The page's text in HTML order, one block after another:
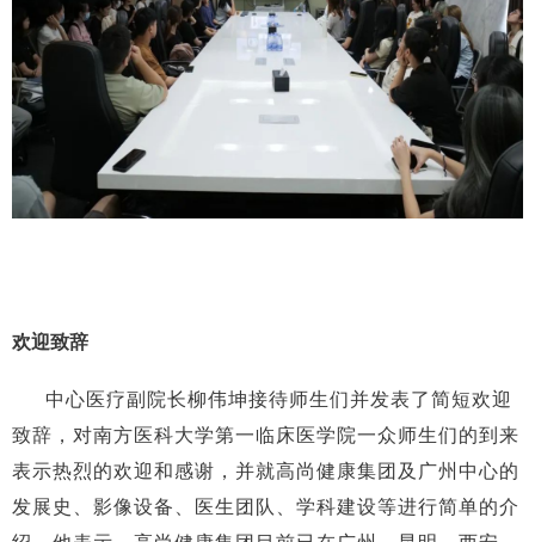
欢迎致辞
中心医疗副院长柳伟坤接待师生们并发表了简短欢迎
致辞，对南方医科大学第一临床医学院一众师生们的到来
表示热烈的欢迎和感谢，并就高尚健康集团及广州中心的
发展史、影像设备、医生团队、学科建设等进行简单的介